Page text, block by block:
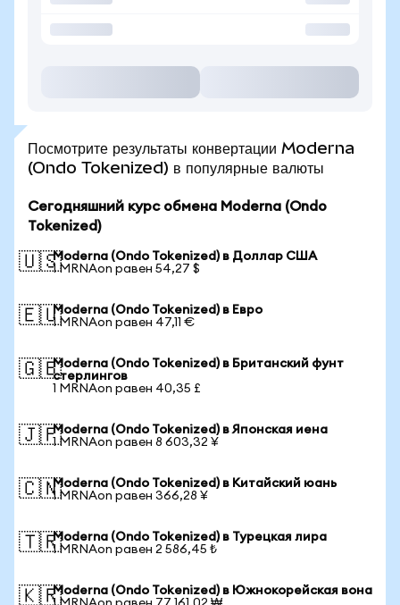
Посмотрите результаты конвертации Moderna
(Ondo Tokenized) в популярные валюты
Сегодняшний курс обмена Moderna (Ondo
Tokenized)
🇺🇸Moderna (Ondo Tokenized) в Доллар США
1 MRNAon равен 54,27 $
🇪🇺Moderna (Ondo Tokenized) в Евро
1 MRNAon равен 47,11 €
🇬🇧Moderna (Ondo Tokenized) в Британский фунт
стерлингов
1 MRNAon равен 40,35 £
🇯🇵Moderna (Ondo Tokenized) в Японская иена
1 MRNAon равен 8 603,32 ¥
🇨🇳Moderna (Ondo Tokenized) в Китайский юань
1 MRNAon равен 366,28 ¥
🇹🇷Moderna (Ondo Tokenized) в Турецкая лира
1 MRNAon равен 2 586,45 ₺
🇰🇷Moderna (Ondo Tokenized) в Южнокорейская вона